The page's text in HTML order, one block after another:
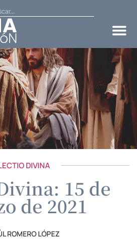
DIVINA
15 de
de 2021
ROMERO LÓPEZ